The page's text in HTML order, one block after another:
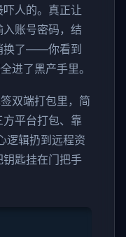
人的。真正让
账号密码，结
换了——你看到
进了黑产手里。
双端打包里，简
平台打包、靠
逻辑扔到远程资
匙挂在门把手